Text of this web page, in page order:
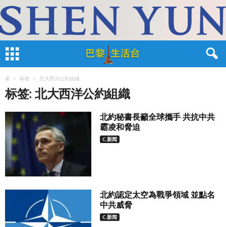
家 标签 北大西洋公約組織
标签: 北大西洋公約組織
北約秘書長籲全球攜手 共抗中共
霸凌和脅迫
C.新闻
北約認定太空為戰爭領域 並點名
中共威脅
C.新闻